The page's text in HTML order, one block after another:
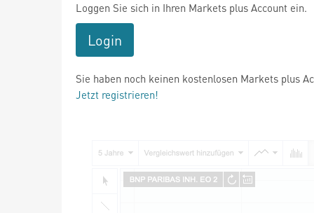
Loggen Sie sich in Ihren Markets plus Account ein.
Login
Sie haben noch keinen kostenlosen Markets plus
Jetzt registrieren!